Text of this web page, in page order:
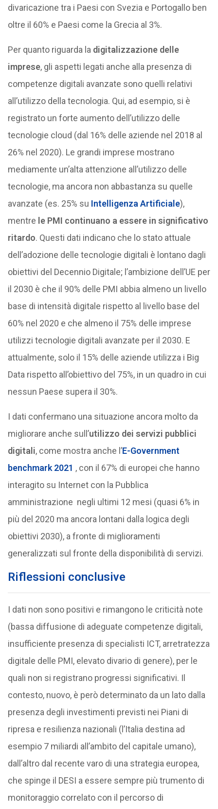
divaricazione tra i Paesi con Svezia e Portogallo ben
oltre il 60% e Paesi come la Grecia al 3%.
Per quanto riguarda la digitalizzazione delle
imprese, gli aspetti legati anche alla presenza di
competenze digitali avanzate sono quelli relativi
all’utilizzo della tecnologia. Qui, ad esempio, si è
registrato un forte aumento dell’utilizzo delle
tecnologie cloud (dal 16% delle aziende nel 2018 al
26% nel 2020). Le grandi imprese mostrano
mediamente un’alta attenzione all’utilizzo delle
tecnologie, ma ancora non abbastanza su quelle
avanzate (es. 25% su Intelligenza Artificiale),
mentre le PMI continuano a essere in significativo
ritardo. Questi dati indicano che lo stato attuale
dell’adozione delle tecnologie digitali è lontano dagli
obiettivi del Decennio Digitale; l’ambizione dell’UE per
il 2030 è che il 90% delle PMI abbia almeno un livello
base di intensità digitale rispetto al livello base del
60% nel 2020 e che almeno il 75% delle imprese
utilizzi tecnologie digitali avanzate per il 2030. E
attualmente, solo il 15% delle aziende utilizza i Big
Data rispetto all’obiettivo del 75%, in un quadro in cui
nessun Paese supera il 30%.
I dati confermano una situazione ancora molto da
migliorare anche sull’utilizzo dei servizi pubblici
digitali, come mostra anche l’E-Government
benchmark 2021 , con il 67% di europei che hanno
interagito su Internet con la Pubblica
amministrazione negli ultimi 12 mesi (quasi 6% in
più del 2020 ma ancora lontani dalla logica degli
obiettivi 2030), a fronte di miglioramenti
generalizzati sul fronte della disponibilità di servizi.
Riflessioni conclusive
I dati non sono positivi e rimangono le criticità note
(bassa diffusione di adeguate competenze digitali,
insufficiente presenza di specialisti ICT, arretratezza
digitale delle PMI, elevato divario di genere), per le
quali non si registrano progressi significativi. Il
contesto, nuovo, è però determinato da un lato dalla
presenza degli investimenti previsti nei Piani di
ripresa e resilienza nazionali (l’Italia destina ad
esempio 7 miliardi all’ambito del capitale umano),
dall’altro dal recente varo di una strategia europea,
che spinge il DESI a essere sempre più trumento di
monitoraggio correlato con il percorso di